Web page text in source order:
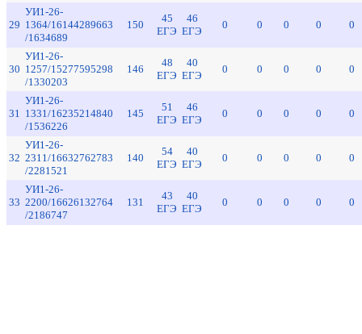
29
УИ1-26-
1364/16144289663
/1634689
150
45
ЕГЭ
46
ЕГЭ
0 0 0 0 0
30
УИ1-26-
1257/15277595298
/1330203
146
48
ЕГЭ
40
ЕГЭ
0 0 0 0 0
31
УИ1-26-
1331/16235214840
/1536226
145
51
ЕГЭ
46
ЕГЭ
0 0 0 0 0
32
УИ1-26-
2311/16632762783
/2281521
140
54
ЕГЭ
40
ЕГЭ
0 0 0 0 0
33
УИ1-26-
2200/16626132764
/2186747
131
43
ЕГЭ
40
ЕГЭ
0 0 0 0 0